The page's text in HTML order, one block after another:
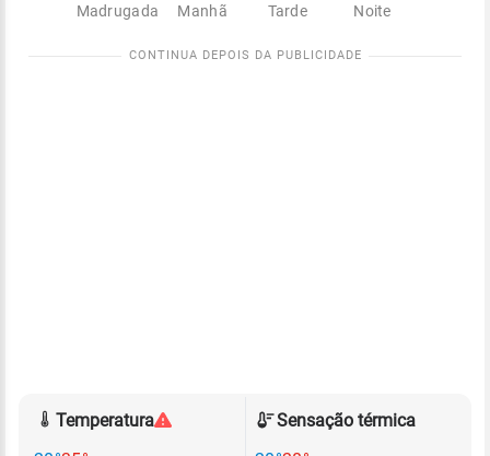
Madrugada Manhã Tarde Noite
Temperatura
Sensação térmica